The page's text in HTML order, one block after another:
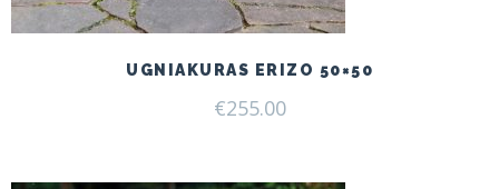
UGNIAKURAS ERIZO 50×50
€255.00